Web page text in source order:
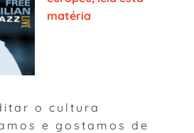
matéria
o cultura
e gostamos de